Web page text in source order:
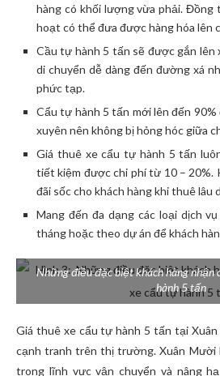
hàng có khối lượng vừa phải.
hoạt có thể đưa được hàng hóa lên
Cầu tự hành 5 tấn sẽ được gắn lên
di chuyển dễ dàng đến đường xá
phức tạp.
Cẩu tự hành 5 tấn mới lên đến
xuyên nên không bị hỏng hóc giữa
Giá thuê xe cẩu tự hành 5 tấn
tiết kiệm được chi phí từ 10 – 20%.
đãi sốc cho khách hàng khi thuê lâu
Mang đến đa dạng các loại dịch
tháng hoặc theo dự án để khách
Những điều đặc biệt khách hàng nhận
hành 5 tấn
Giá thuê xe cẩu tự hành 5 tấn tại
cạnh tranh trên thị trường. Xuân Mười
trong lĩnh vực vận chuyển và nâng